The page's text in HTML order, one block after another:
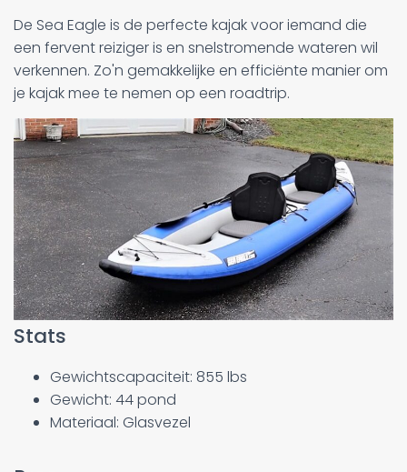
De Sea Eagle is de perfecte kajak voor iemand die
een fervent reiziger is en snelstromende wateren wil
verkennen. Zo'n gemakkelijke en efficiënte manier om
je kajak mee te nemen op een roadtrip.
Stats
Gewichtscapaciteit: 855 lbs
Gewicht: 44 pond
Materiaal: Glasvezel